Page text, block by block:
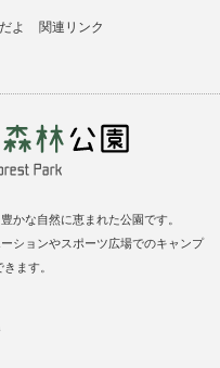
よ
関連リンク
かな自然に恵まれた公園です。
ションやスポーツ広場でのキャンプ
ます。